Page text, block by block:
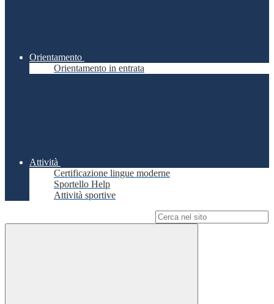
Orientamento
Orientamento in entrata
Attività
Certificazione lingue moderne
Sportello Help
Attività sportive